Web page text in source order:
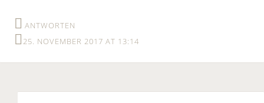
ANTWORTEN
25. NOVEMBER 2017 AT 13:14